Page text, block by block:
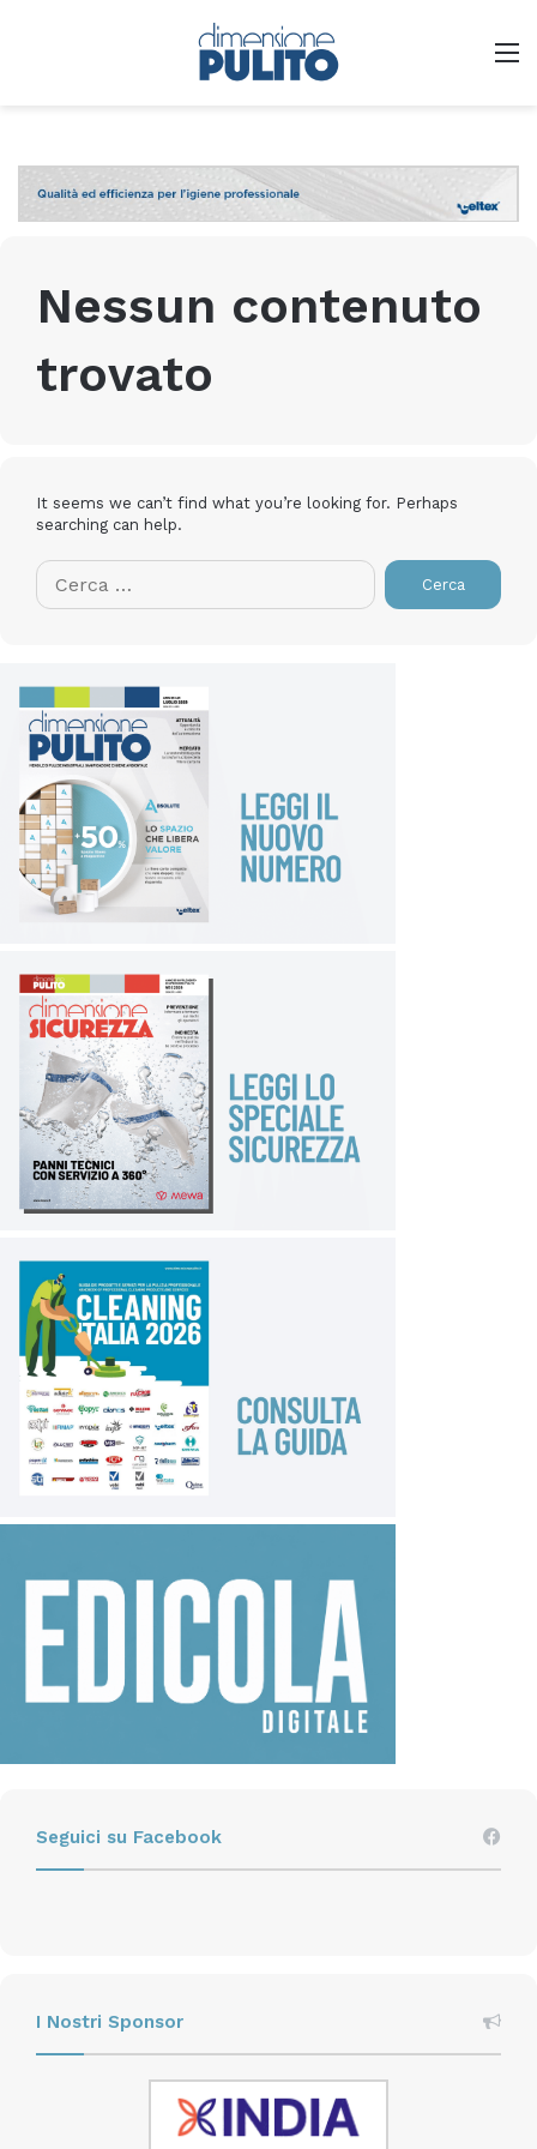
Nessun contenuto
trovato
It seems we can’t find what you’re looking for. Perhaps
searching can help.
Ricerca
per:
Seguici su Facebook
I Nostri Sponsor